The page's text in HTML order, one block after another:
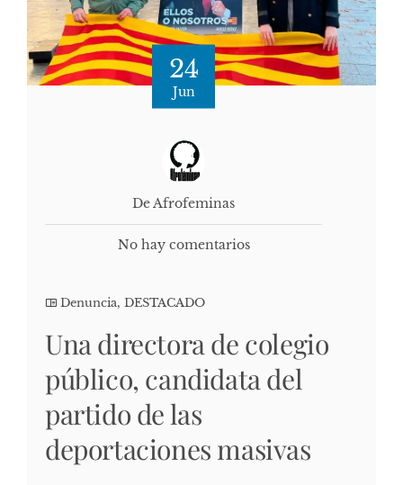
24
Jun
De Afrofeminas
No hay comentarios
Denuncia, DESTACADO
Una directora de colegio
público, candidata del
partido de las
deportaciones masivas